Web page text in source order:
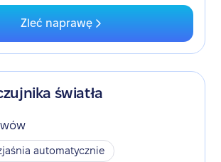
Zleć naprawę
światła
automatycznie